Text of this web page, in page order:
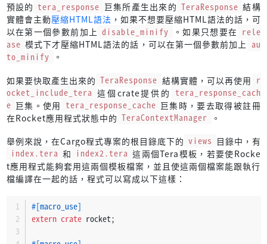
預設的 tera_response 巨集所產生出來的 TeraResponse 結構
實體會主動壓縮HTML語法 ，如果不想要壓縮HTML語法的話，可
以在第一個參數前加上 disable_minify 。如果只想要在 rele
ase 模式下才壓縮HTML語法的話，可以在第一個參數前加上 au
to_minify
。
如果要快取產生出來的 TeraResponse 結構實體，可以再使用 r
ocket_include_tera 這個crate提供的 tera_response_cach
e 巨集。使用 tera_response_cache 巨集時，要去取得被註冊
在Rocket應用程式狀態中的 TeraContextManager
。
舉例來說，在Cargo程式專案的根目錄底下的 views 目錄中，有
index.tera 和 index2.tera 這兩個Tera模板，若要使Rocke
t應用程式能夠套用這兩個模板檔案，並且使這兩個檔案能跟執行
檔編譯在一起的話，程式可以寫成以下這樣：
#[macro_use]
extern crate rocket;